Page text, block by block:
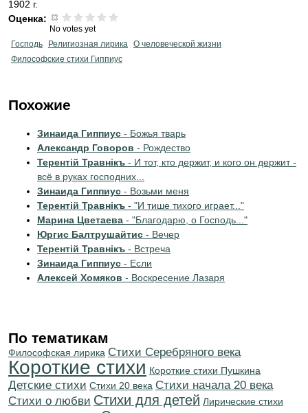
1902 г.
Оценка:
No votes yet
Господь
Религиозная лирика О человеческой жизни
Философские стихи Гиппиус
Похожие
Зинаида Гиппиус - Божья тварь
Александр Говоров - Рождество
Терентiй Травнiкъ - И тот, кто держит, и кого он держит -
всё в руках господних...
Зинаида Гиппиус - Возьми меня
Терентiй Травнiкъ - "И тише тихого играет..."
Марина Цветаева - "Благодарю, о Господь..."
Юргис Балтрушайтис - Вечер
Терентiй Травнiкъ - Встреча
Зинаида Гиппиус - Если
Алексей Хомяков - Воскресение Лазаря
По тематикам
Философская лирика Cтихи Серебряного века
Короткие стихи Короткие стихи Пушкина
Детские стихи Стихи 20 века Cтихи начала 20 века
Стихи о любви Стихи для детей Лирические стихи